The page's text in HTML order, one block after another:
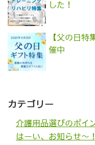
した！
【父の日特
催中
カテゴリー
介護用品選びのポイ
はーい、お知らせ〜！